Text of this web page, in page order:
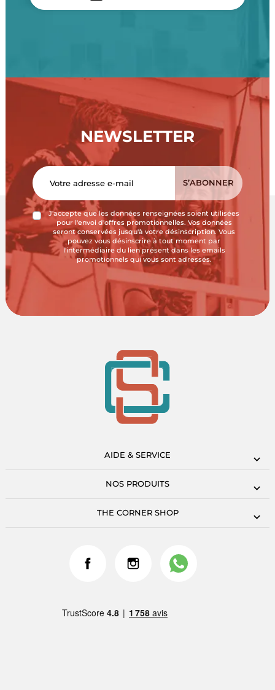
NEWSLETTER
J'accepte que les données renseignées soient utilisées
pour l'envoi d'offres promotionnelles. Vos données
seront conservées jusqu'à votre désinscription. Vous
pouvez vous désinscrire à tout moment par
l'intermédiaire du lien présent dans les emails
promotionnels qui vous sont adressés.
AIDE & SERVICE
NOS PRODUITS
THE CORNER SHOP